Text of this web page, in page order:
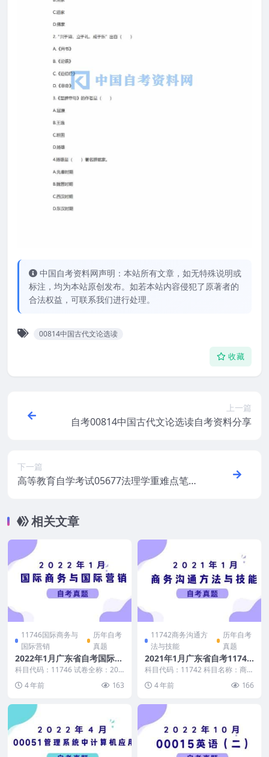
中国自考资料网声明：本站所有文章，如无特殊说明或
标注，均为本站原创发布。如若本站内容侵犯了原著者的
合法权益，可联系我们进行处理。
00814中国古代文论选读
收藏
上一篇
自考00814中国古代文论选读自考资料分享
下一篇
高等教育自学考试05677法理学重难点笔记
相关文章
11746国际商务与
国际营销
历年自考
真题
2022年1月广东省自考国际商
务与国际营销真题和答案
科目代码：11746 试卷全称：202
营销试题 ...
4 年前 163
11742商务沟通方
法与技能
历年自考
真题
2021年1月广东省自考11742
商务沟通方法与技能真题及答
案
科目代码：11742 科目名称：商务
4 年前 166